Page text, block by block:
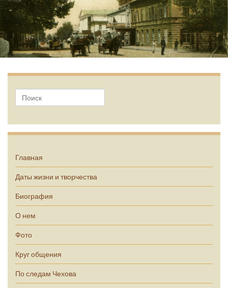
Главная
Даты жизни и творчества
Биография
О нем
Фото
Круг общения
По следам Чехова